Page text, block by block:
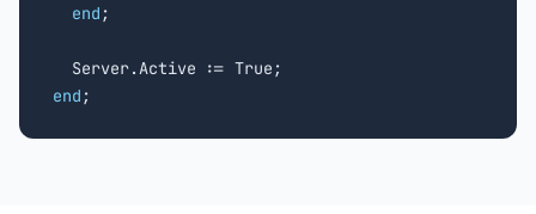
end ;
end ;